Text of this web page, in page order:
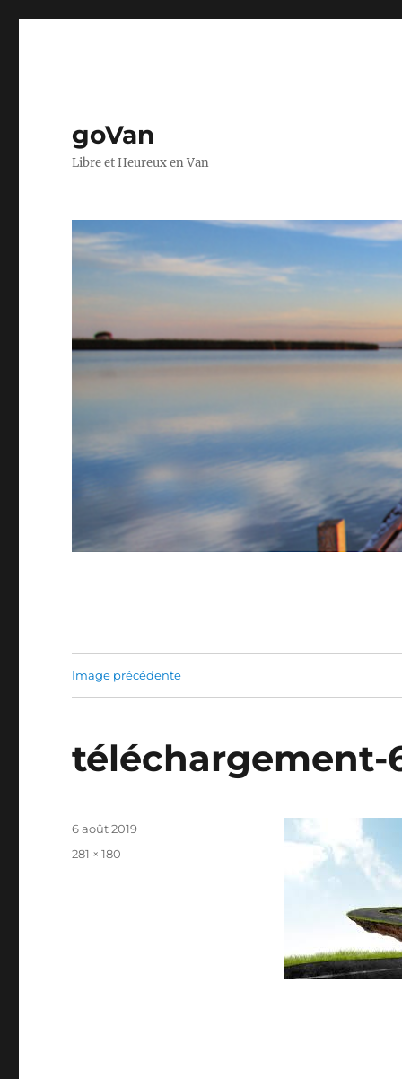
goVan
Libre et Heureux en Van
Image précédente
téléchargement-
Publié
6 août 2019
Taille
281 × 180